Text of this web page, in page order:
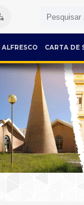
ALFRESCO CARTA DE